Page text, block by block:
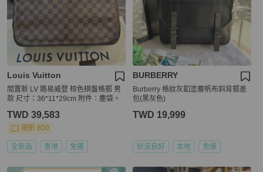
Louis Vuitton
閒置新 LV 路易威登 棕色棋盤格郵 男
款 尺寸：36*11*29cm 附件：塵袋。
TWD 39,583
現折 800
全新品 香港 免運
BURBERRY
Burberry 格紋灰釦塗層帆布斜背郵差
包(黑灰色)
TWD 19,999
狀況良好 本地 免運